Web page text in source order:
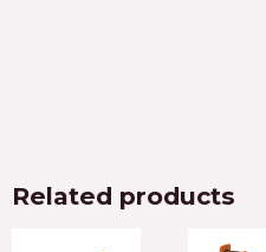
Related products